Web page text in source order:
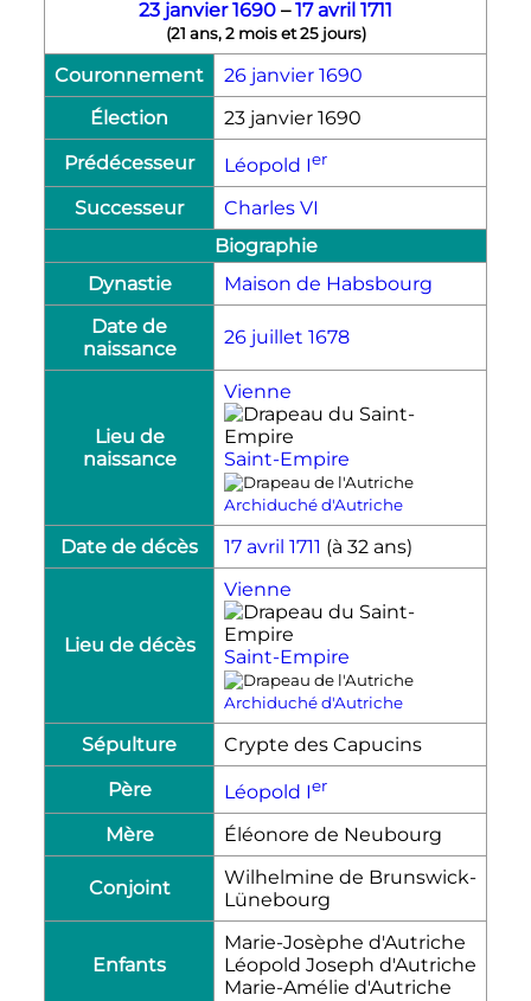
23 janvier 1690 –17 avril 1711
(21 ans, 2 mois et 25 jours)
Couronnement 26 janvier 1690
Élection
23 janvier 1690
Prédécesseur
Léopold Ier
Successeur Charles VI
Biographie
Dynastie
Maison de Habsbourg
Date de
naissance
26 juillet 1678
Lieu de
naissance
Vienne
Saint-Empire
Archiduché d'Autriche
Date de décès 17 avril 1711 (à 32 ans)
Lieu de décès
Vienne
Saint-Empire
Archiduché d'Autriche
Sépulture
Crypte des Capucins
Père
Léopold Ier
Mère Éléonore de Neubourg
Conjoint
Wilhelmine de Brunswick-
Lünebourg
Enfants
Marie-Josèphe d'Autriche
Léopold Joseph d'Autriche
Marie-Amélie d'Autriche